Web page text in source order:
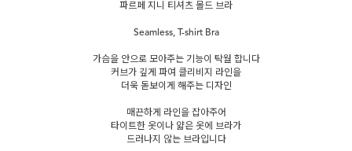
파르페 지니 티셔츠 몰드 브라
Seamless, T-shirt Bra
가슴을 안으로 모아주는 기능이 탁월 합니다
커브가 깊게 파여 클리비지 라인을
더욱 돋보이게 해주는 디자인
매끈하게 라인을 잡아주어
타이트한 옷이나 얇은 옷에 브라가
드러나지 않는 브라입니다